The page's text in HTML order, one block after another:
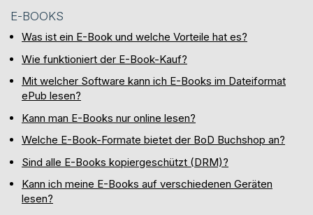
E-BOOKS
Was ist ein E-Book und welche Vorteile hat es?
Wie funktioniert der E-Book-Kauf?
Mit welcher Software kann ich E-Books im Dateiformat
ePub lesen?
Kann man E-Books nur online lesen?
Welche E-Book-Formate bietet der BoD Buchshop an?
Sind alle E-Books kopiergeschützt (DRM)?
Kann ich meine E-Books auf verschiedenen Geräten
lesen?